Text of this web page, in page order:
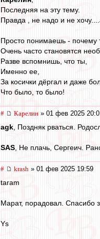
Последняя на эту тему.
Правда , не надо и не
Просто понимаешь - почему
Очень часто становятся
Разве вспомнишь, что ты,
Именно ее,
За косички дёргал и даже
Что было, то было!
# Карелин » 01 фев 2025
agk , Поздняк рваться.
SAS , Не плачь, Сергеич.
# krash » 01 фев 2025 19:59
taram
Марат, порадовал. Спасибо
Ys